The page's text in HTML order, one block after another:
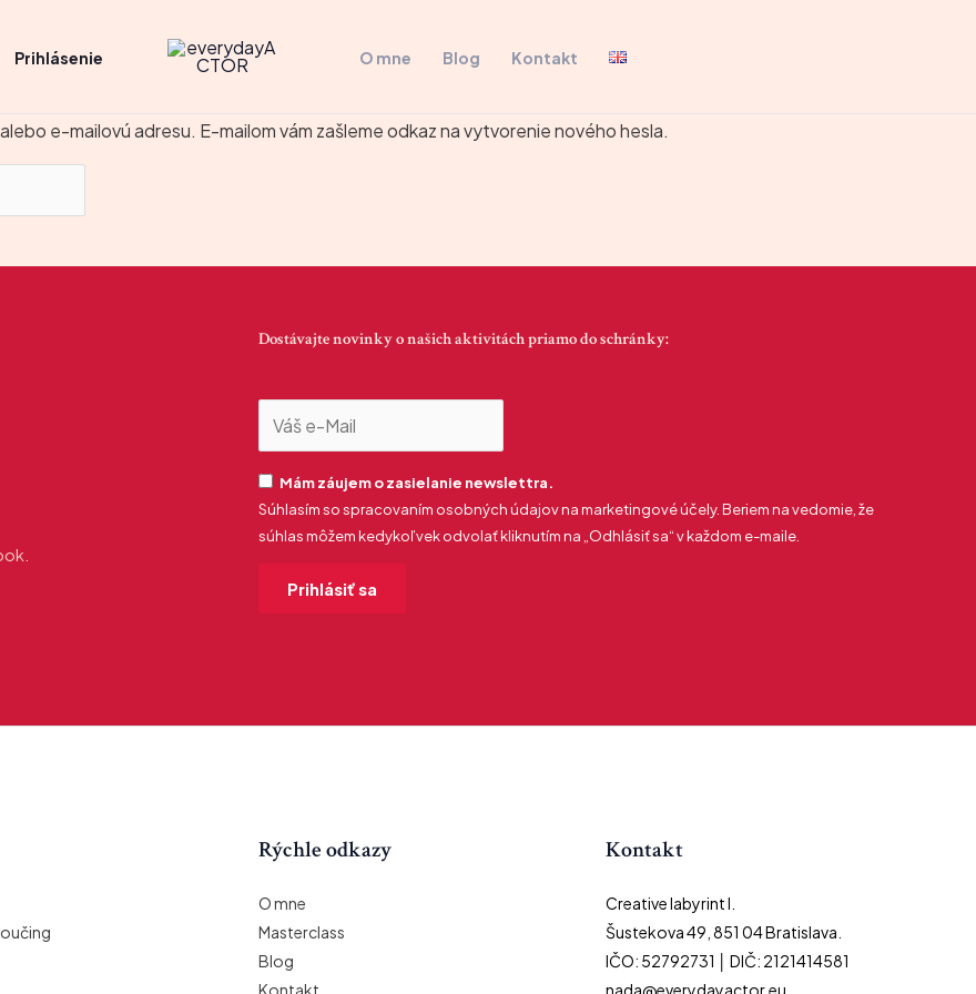
Prihlásenie O mne Blog Kontakt
e-mailovú adresu. E-mailom vám zašleme odkaz na vytvorenie nového hesla.
Dostávajte novinky o našich aktivitách priamo do schránky:
Mám záujem o zasielanie newslettra.
Súhlasím so spracovaním osobných údajov na marketingové účely. Beriem na vedomie, že
súhlas môžem kedykoľvek odvolať kliknutím na „Odhlásiť sa“ v každom e-maile.
Rýchle odkazy
O mne
Masterclass
Blog
Kontakt
Kontakt
Creative labyrint I.
Šustekova 49, 851 04 Bratislava.
IČO: 52792731 │ DIČ: 2121414581
nada@everydayactor.eu